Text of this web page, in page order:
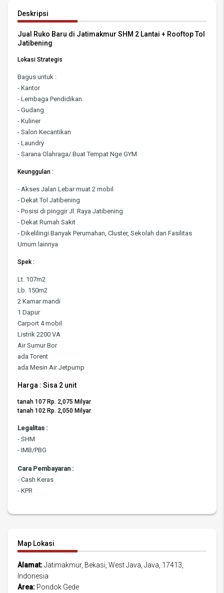
Deskripsi
Jual Ruko Baru di Jatimakmur SHM 2 Lantai + Rooftop Tol
Jatibening
Lokasi Strategis
Bagus untuk :
- Kantor
- Lembaga Pendidikan
- Gudang
- Kuliner
- Salon Kecantikan
- Laundry
- Sarana Olahraga/ Buat Tempat Nge GYM
Keunggulan :
- Akses Jalan Lebar muat 2 mobil
- Dekat Tol Jatibening
- Posisi di pinggir Jl. Raya Jatibening
- Dekat Rumah Sakit
- Dikelilingi Banyak Perumahan, Cluster, Sekolah dan Fasilitas
Umum lainnya
Spek :
Lt. 107m2
Lb. 150m2
2 Kamar mandi
1 Dapur
Carport 4 mobil
Listrik 2200 VA
Air Sumur Bor
ada Torent
ada Mesin Air Jetpump
Harga : Sisa 2 unit
tanah 107 Rp. 2,075 Milyar
tanah 102 Rp. 2,050 Milyar
Legalitas :
- SHM
- IMB/PBG
Cara Pembayaran :
- Cash Keras
- KPR
Map Lokasi
Alamat:Jatimakmur, Bekasi, West Java, Java, 17413,
Indonesia
Area: Pondok Gede